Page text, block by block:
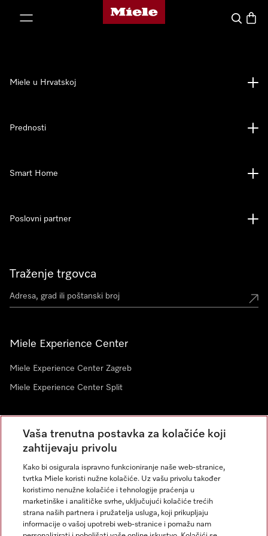
Miele početna stranica
Pretraga
Traženje trgovca
Miele Experience Center
Miele Experience Center Zagreb
Miele Experience Center Split
Newsletter
Miele u Hrvatskoj
Prednosti
Smart Home
Poslovni partner
Vaša trenutna postavka za kolačiće koji
zahtijevaju privolu
Kako bi osigurala ispravno funkcioniranje naše web-stranice,
tvrtka Miele koristi nužne kolačiće. Uz vašu privolu također
koristimo nenužne kolačiće i tehnologije praćenja u
marketinške i analitičke svrhe, uključujući kolačiće trećih
strana naših partnera i pružatelja usluga, koji prikupljaju
informacije o vašoj upotrebi web-stranice i pomažu nam